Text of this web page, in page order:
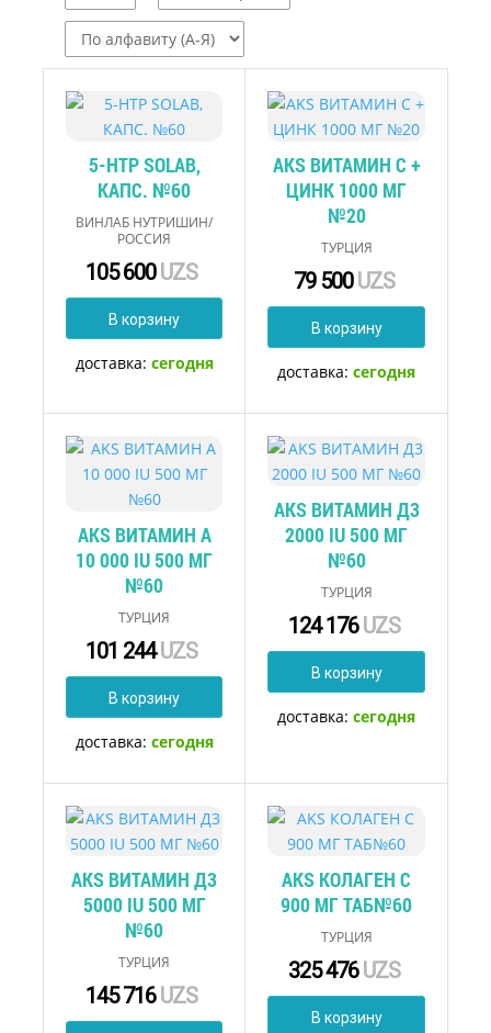
5-HTP SOLAB,
КАПС. №60
ВИНЛАБ НУТРИШИН/
РОССИЯ
105 600UZS
В корзину
доставка: сегодня
AKS ВИТАМИН C +
ЦИНК 1000 МГ
№20
ТУРЦИЯ
79 500UZS
В корзину
доставка:сегодня
AKS ВИТАМИН А
10 000 IU 500 МГ
№60
ТУРЦИЯ
101 244UZS
В корзину
доставка: сегодня
AKS ВИТАМИН Д3
2000 IU 500 МГ
№60
ТУРЦИЯ
124 176UZS
В корзину
доставка:сегодня
AKS ВИТАМИН Д3
5000 IU 500 МГ
№60
ТУРЦИЯ
145 716UZS
AKS КОЛАГЕН С
900 МГ ТАБ№60
ТУРЦИЯ
325 476UZS
В корзину